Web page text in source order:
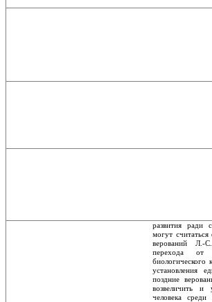
развития ради
могут
верований Л.-
перехода от
биологического
установления
поздние
возвеличить и
человека